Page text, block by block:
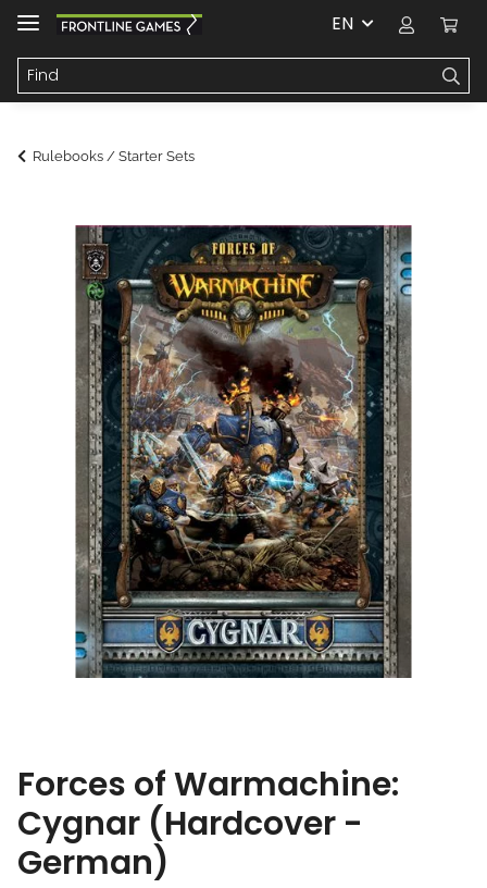
EN
Rulebooks / Starter Sets
Forces of Warmachine:
Cygnar (Hardcover -
German)